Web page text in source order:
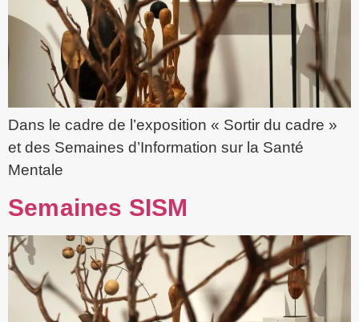
Dans le cadre de l’exposition « Sortir du cadre »
et des Semaines d’Information sur la Santé
Mentale
Semaines SISM